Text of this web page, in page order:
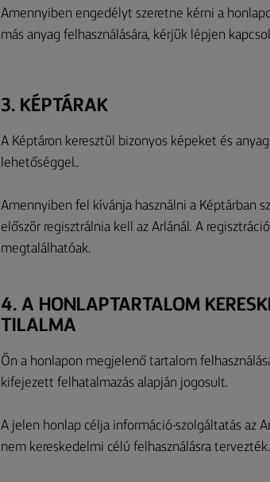
Amennyiben engedélyt szeretne kérni a
más anyag felhasználására, kérjük lépjen
3. KÉPTÁRAK
A Képtáron keresztül bizonyos képeket és
lehetőséggel..
Amennyiben fel kívánja használni a Képtárban
először regisztrálnia kell az Arlánál. A
megtalálhatóak.
4. A HONLAPTARTALOM
TILALMA
Ön a honlapon megjelenő tartalom
kifejezett felhatalmazás alapján jogosult.
A jelen honlap célja információ-szolgáltatás az
nem kereskedelmi célú felhasználásra tervezték.